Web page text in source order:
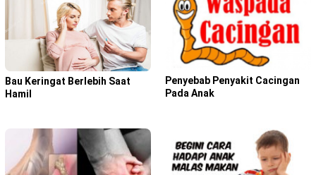
Bau Keringat Berlebih Saat
Hamil
Penyebab Penyakit Cacingan
Pada Anak